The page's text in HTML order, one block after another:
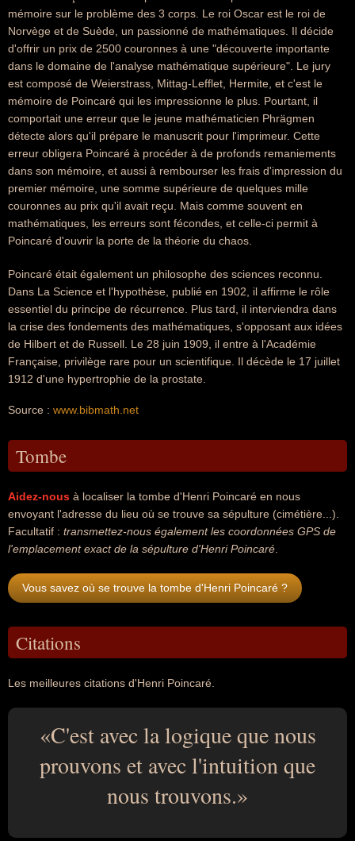
mémoire sur le problème des 3 corps. Le roi Oscar est le roi de
Norvège et de Suède, un passionné de mathématiques. Il décide
d'offrir un prix de 2500 couronnes à une "découverte importante
dans le domaine de l'analyse mathématique supérieure". Le jury
est composé de Weierstrass, Mittag-Lefflet, Hermite, et c'est le
mémoire de Poincaré qui les impressionne le plus. Pourtant, il
comportait une erreur que le jeune mathématicien Phrägmen
détecte alors qu'il prépare le manuscrit pour l'imprimeur. Cette
erreur obligera Poincaré à procéder à de profonds remaniements
dans son mémoire, et aussi à rembourser les frais d'impression du
premier mémoire, une somme supérieure de quelques mille
couronnes au prix qu'il avait reçu. Mais comme souvent en
mathématiques, les erreurs sont fécondes, et celle-ci permit à
Poincaré d'ouvrir la porte de la théorie du chaos.
Poincaré était également un philosophe des sciences reconnu.
Dans La Science et l'hypothèse, publié en 1902, il affirme le rôle
essentiel du principe de récurrence. Plus tard, il interviendra dans
la crise des fondements des mathématiques, s'opposant aux idées
de Hilbert et de Russell. Le 28 juin 1909, il entre à l'Académie
Française, privilège rare pour un scientifique. Il décède le 17 juillet
1912 d'une hypertrophie de la prostate.
Source : www.bibmath.net
Tombe
Aidez-nous à localiser la tombe d'Henri Poincaré en nous
envoyant l'adresse du lieu où se trouve sa sépulture (cimétière...).
Facultatif : transmettez-nous également les coordonnées GPS de
l'emplacement exact de la sépulture d'Henri Poincaré
Vous savez où se trouve la tombe d'Henri Poincaré ?
Citations
Les meilleures citations d'Henri Poincaré.
C'est avec la logique que nous
prouvons et avec l'intuition que
nous trouvons.